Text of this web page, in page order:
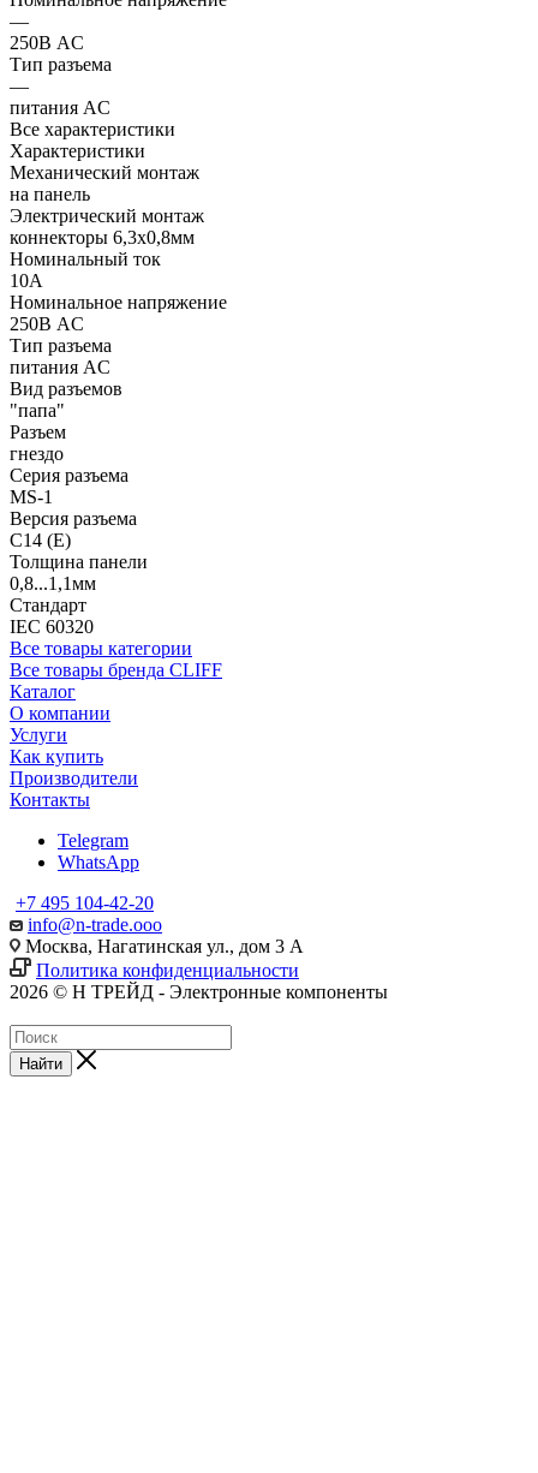
—
250В AC
Тип разъема
—
питания AC
Все характеристики
Характеристики
Механический монтаж
на панель
Электрический монтаж
коннекторы 6,3x0,8мм
Номинальный ток
10А
Номинальное напряжение
250В AC
Тип разъема
питания AC
Вид разъемов
"папа"
Разъем
гнездо
Серия разъема
MS-1
Версия разъема
C14 (E)
Толщина панели
0,8...1,1мм
Стандарт
IEC 60320
Все товары категории
Все товары бренда CLIFF
Каталог
О компании
Услуги
Как купить
Производители
Контакты
Telegram
WhatsApp
+7 495 104-42-20
info@n-trade.ooo
Москва, Нагатинская ул., дом 3 А
Политика конфиденциальности
2026 © Н ТРЕЙД - Электронные компоненты
Найти